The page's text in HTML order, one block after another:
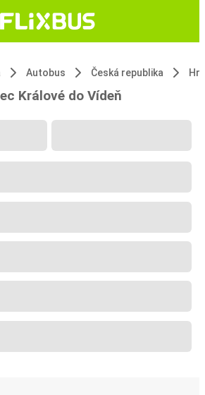
Autobus Česká republika
Králové do Vídeň